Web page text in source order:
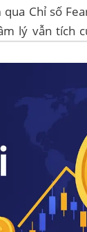
Chỉ số
lý vẫn tích